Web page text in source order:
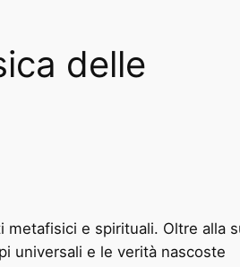
delle
e spirituali. Oltre alla
universali e le verità nascoste